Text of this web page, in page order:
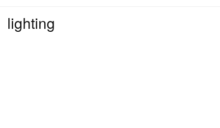
lighting